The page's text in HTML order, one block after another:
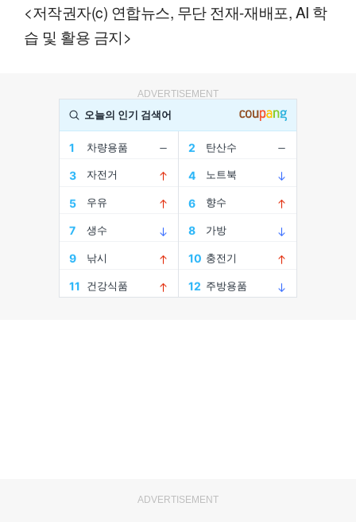
<저작권자(c) 연합뉴스, 무단 전재-재배포, AI 학
습 및 활용 금지>
ADVERTISEMENT
ADVERTISEMENT